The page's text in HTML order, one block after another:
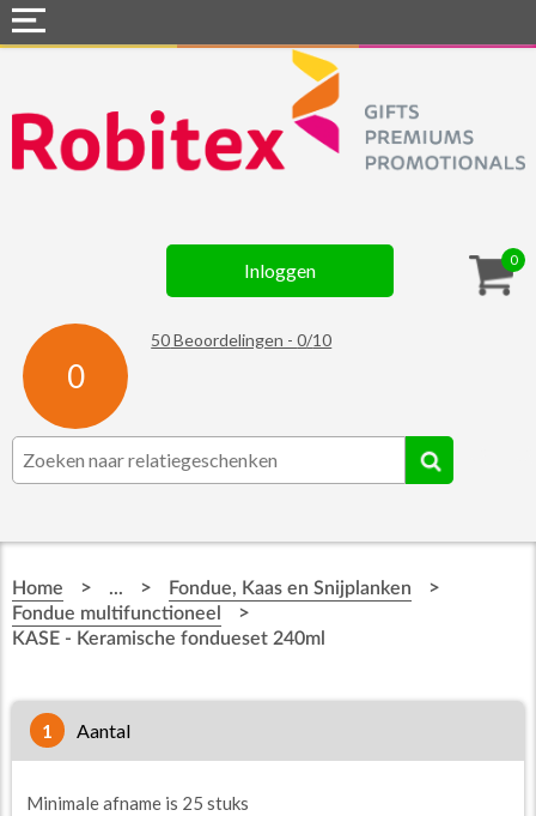
0
Inloggen
0
50Beoordelingen -0/10
Webshops
Snel naar »
Assortiment
Contact
☆ Prijsknallers ☆
Home > ... > Fondue, Kaas en Snijplanken >
Fondue multifunctioneel >
KASE - Keramische fondueset 240ml
1 aantal
Minimale afname is 25 stuks